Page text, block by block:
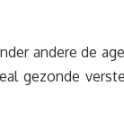
andere de
gezonde